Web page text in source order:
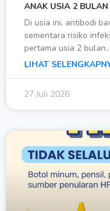
ANAK USIA 2 BULAN
Di usia ini, antibodi
sementara risiko
pertama usia 2 bulan…
LIHAT
27 Juli 2026